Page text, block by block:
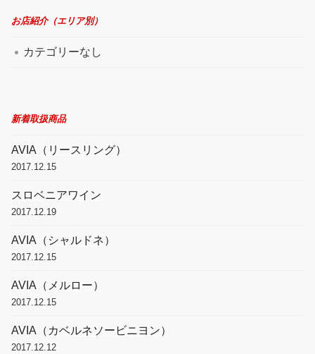
お店紹介（エリア別）
カテゴリーなし
新着取扱商品
AVIA（リースリング）
2017.12.15
スロベニアワイン
2017.12.19
AVIA（シャルドネ）
2017.12.15
AVIA（メルロー）
2017.12.15
AVIA（カベルネソービニヨン）
2017.12.12